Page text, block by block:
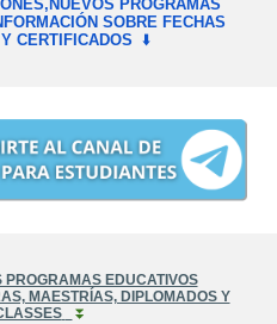
PROGRAMAS
SOBRE FECHAS
CERTIFICADOS ⬇️
EDUCATIVOS
MAESTRÍAS, DIPLOMADOS Y
⏬